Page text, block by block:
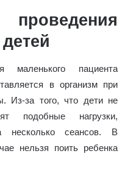
проведения
маленького пациента
в организм при
Из-за того, что дети не
подобные нагрузки,
несколько сеансов. В
нельзя поить ребенка